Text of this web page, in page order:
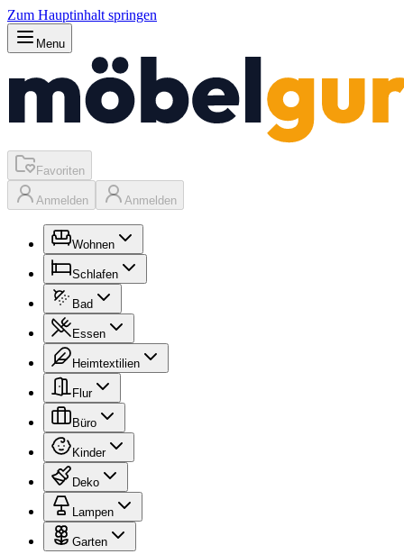
Zum Hauptinhalt springen
Menu
Favoriten
Anmelden Anmelden
Wohnen
Schlafen
Bad
Essen
Heimtextilien
Flur
Büro
Kinder
Deko
Lampen
Garten